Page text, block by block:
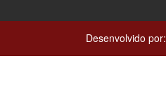
Desenvolvido por: